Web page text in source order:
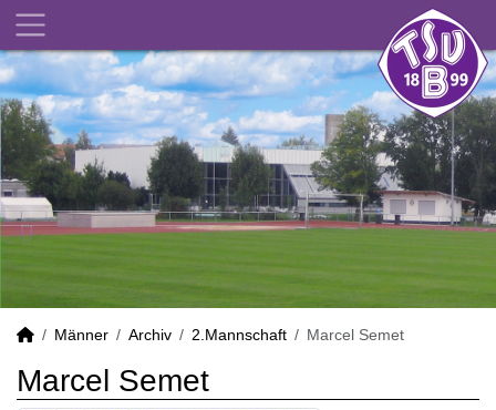
Männer Archiv 2.Mannschaft Marcel Semet
Marcel Semet